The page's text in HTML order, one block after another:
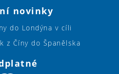
novinky
do Londýna v cíli
z Číny do Španělska